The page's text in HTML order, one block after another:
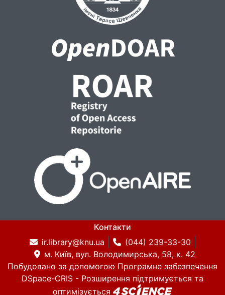
Контакти
ir.library@knu.ua
(044) 239-33-30
м. Київ, вул. Володимирська, 58, к. 42
Побудовано за допомогою Програмне забезпечення
DSpace-CRIS - Розширення підтримується та
оптимізується